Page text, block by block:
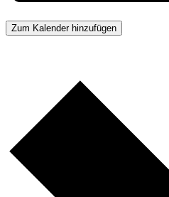
Zum Kalender hinzufügen